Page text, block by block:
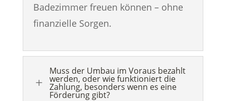
Badezimmer freuen können – ohne
finanzielle Sorgen.
L
Muss der Umbau im Voraus bezahlt
werden, oder wie funktioniert die
Zahlung, besonders wenn es eine
Förderung gibt?